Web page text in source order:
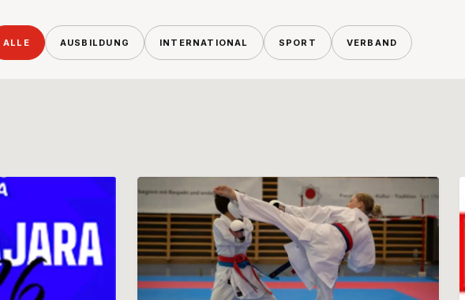
ALLE AUSBILDUNG INTERNATIONAL SPORT VERBAND